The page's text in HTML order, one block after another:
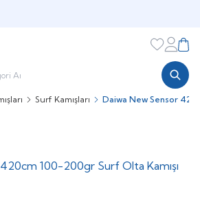
Favorilerim
Surf Kamışları Daiwa New Sensor
100-200gr Surf Olta Kamışı